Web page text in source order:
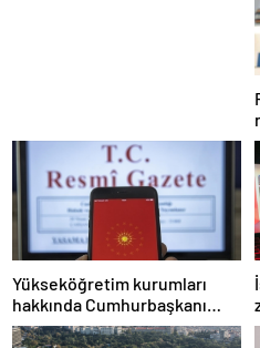
Yükseköğretim kurumları
hakkında Cumhurbaşkanı
kararı Resmi Gazete’de